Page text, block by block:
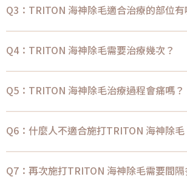
Q3：TRITON 海神除毛適合治療的部位有
Q4：TRITON 海神除毛需要治療幾次？
Q5：TRITON 海神除毛治療過程會痛嗎？
Q6：什麼人不適合施打TRITON 海神除毛
Q7：再次施打TRITON 海神除毛需要間隔